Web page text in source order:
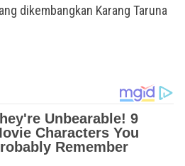
dikembangkan Karang Taruna